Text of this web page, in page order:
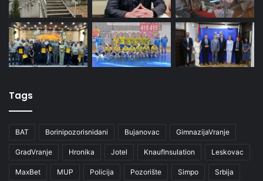
Tags
BAT Borinipozorisnidani Bujanovac GimnazijaVranje
GradVranje Hronika Jotel KnaufInsulation Leskovac
MaxBet MUP Policija Pozorište Simpo Srbija